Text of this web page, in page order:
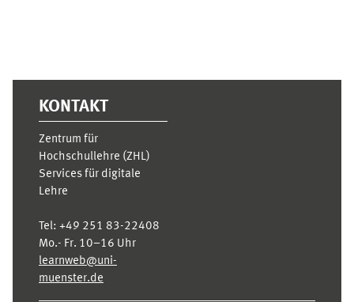
KONTAKT
Zentrum für
Hochschullehre (ZHL)
Services für digitale
Lehre
Tel: +49 251 83-22408
Mo.- Fr. 10–16 Uhr
learnweb@uni-
muenster.de